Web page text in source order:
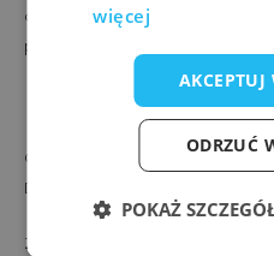
o dokładne zapoznanie się z
podopiecznego.
CZY POWINIENEM BYĆ
DODATKOWE WYDATKI?
Zalecamy zabranie drobnych
więcej
AKCEPTUJ
ODRZUĆ
POKAŻ